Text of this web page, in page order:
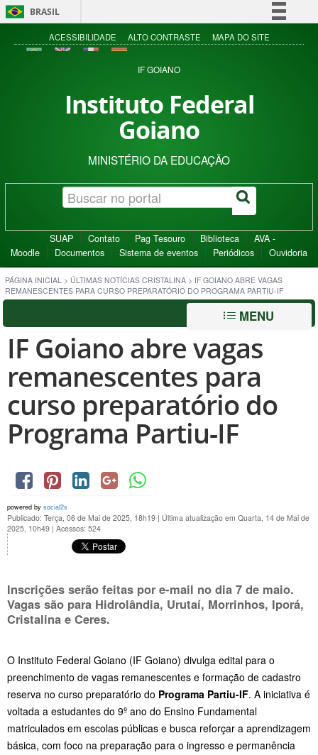
BRASIL
Simplifique!
Acesso à informação
ACESSIBILIDADE ALTO CONTRASTE MAPA DO SITE
IF GOIANO
Instituto Federal
Goiano
MINISTÉRIO DA EDUCAÇÃO
SUAP Contato Pag Tesouro Biblioteca
AVA -
Moodle
Documentos Sistema de eventos Periódicos Ouvidoria
PÁGINA INICIAL > ÚLTIMAS NOTÍCIAS CRISTALINA > IF GOIANO ABRE VAGAS
REMANESCENTES PARA CURSO PREPARATÓRIO DO PROGRAMA PARTIU-IF
MENU
IF Goiano abre vagas
remanescentes para
curso preparatório do
Programa Partiu-IF
powered by social2s
Publicado: Terça, 06 de Mai de 2025, 18h19 | Última atualização em Quarta, 14 de Mai de
2025, 10h49 | Acessos: 524
Inscrições serão feitas por e-mail no dia 7 de maio.
Vagas são para Hidrolândia, Urutaí, Morrinhos, Iporá,
Cristalina e Ceres.
O Instituto Federal Goiano (IF Goiano) divulga edital para o
preenchimento de vagas remanescentes e formação de cadastro
reserva no curso preparatório do Programa Partiu-IF. A iniciativa é
voltada a estudantes do 9º ano do Ensino Fundamental
matriculados em escolas públicas e busca reforçar a aprendizagem
básica, com foco na preparação para o ingresso e permanência